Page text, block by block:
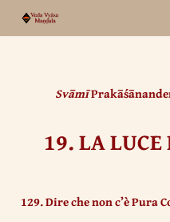
Svāmī
19. LA
129. Dire che non c’è Pura